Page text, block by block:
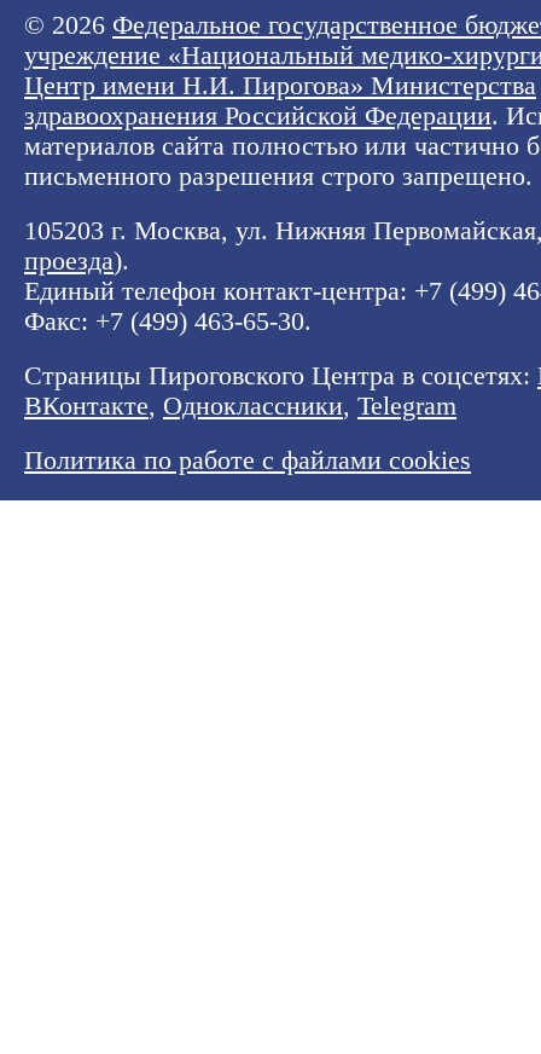
© 2026 Федеральное государственное
учреждение «Национальный медико-
Центр имени Н.И. Пирогова» Министерства
здравоохранения Российской Федерации.
материалов сайта полностью или частично
письменного разрешения строго запрещено.
105203 г. Москва, ул. Нижняя
проезда).
Единый телефон контакт-центра: +7 (499)
Факс: +7 (499) 463-65-30.
Страницы Пироговского Центра в соцсетях:
ВКонтакте, Одноклассники, Telegram
Политика по работе с файлами cookies